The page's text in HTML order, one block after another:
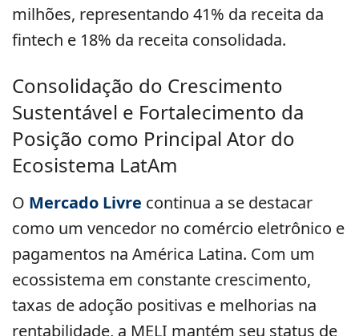
milhões, representando 41% da receita da
fintech e 18% da receita consolidada.
Consolidação do Crescimento
Sustentável e Fortalecimento da
Posição como Principal Ator do
Ecosistema LatAm
O Mercado Livre continua a se destacar
como um vencedor no comércio eletrônico e
pagamentos na América Latina. Com um
ecossistema em constante crescimento,
taxas de adoção positivas e melhorias na
rentabilidade, a MELI mantém seu status de